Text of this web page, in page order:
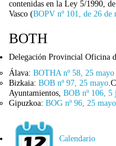
contenidas en la Ley 5/1990,
Vasco (BOPV nº 101, de 26 de
BOTH
Delegación Provincial Oficina
Álava: BOTHA nº 58, 25 mayo
Bizkaia: BOB nº 97, 25 mayo
Ayuntamientos, BOB nº 106, 5
Gipuzkoa: BOG nº 96, 25 mayo
Calendario